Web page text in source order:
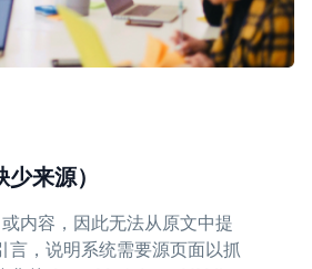
来源）
内容，因此无法从原文中提
言，说明系统需要源页面以抓